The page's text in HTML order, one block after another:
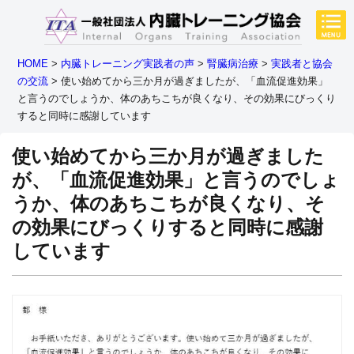
HOME > 内臓トレーニング実践者の声 >腎臓病治療 >実践者と協会
の交流 >使い始めてから三か月が過ぎましたが、「血流促進効果」
と言うのでしょうか、体のあちこちが良くなり、その効果にびっくり
すると同時に感謝しています
使い始めてから三か月が過ぎました
が、「血流促進効果」と言うのでしょ
うか、体のあちこちが良くなり、そ
の効果にびっくりすると同時に感謝
しています